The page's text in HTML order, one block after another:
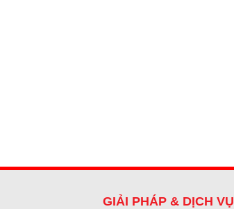
GIẢI PHÁP & DỊCH VỤ